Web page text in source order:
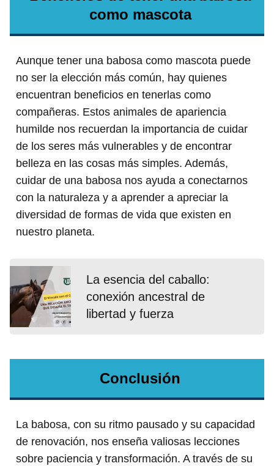
como mascota
Aunque tener una babosa como mascota puede
no ser la elección más común, hay quienes
encuentran beneficios en tenerlas como
compañeras. Estos animales de apariencia
humilde nos recuerdan la importancia de cuidar
de los seres más vulnerables y de encontrar
belleza en las cosas más simples. Además,
cuidar de una babosa nos ayuda a conectarnos
con la naturaleza y a aprender a apreciar la
diversidad de formas de vida que existen en
nuestro planeta.
La esencia del caballo:
conexión ancestral de
libertad y fuerza
Conclusión
La babosa, con su ritmo pausado y su capacidad
de renovación, nos enseña valiosas lecciones
sobre paciencia y transformación. A través de su